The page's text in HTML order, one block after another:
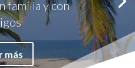
familia y con
más